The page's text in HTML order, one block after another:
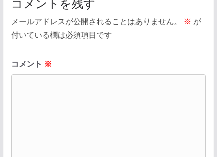
メールアドレスが公開されることはありません。 ※ が
付いている欄は必須項目です
コメント ※